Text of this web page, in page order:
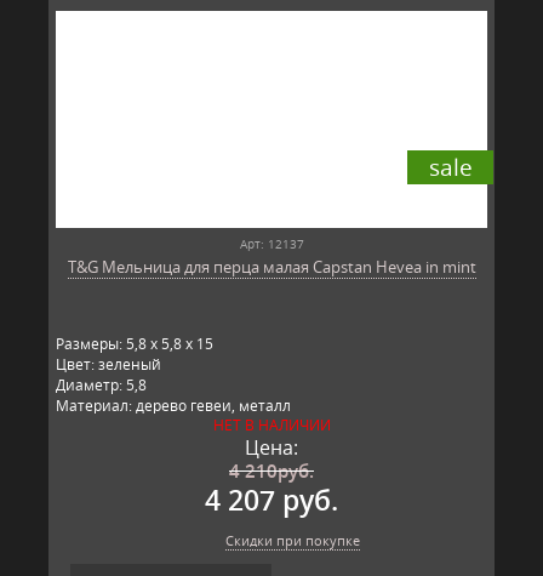
sale
Арт: 12137
T&G Мельница для перца малая Capstan Hevea in mint
Размеры: 5,8 x 5,8 x 15
Цвет: зеленый
Диаметр: 5,8
Материал: дерево гевеи, металл
Производитель: T&G, Великобритания
НЕТ В НАЛИЧИИ
Цена:
4 210руб.
4 207 руб.
Скидки при покупке